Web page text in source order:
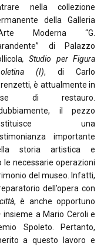
nella collezione
della Galleria
Moderna “G.
di Palazzo
, Studio per Figura
(I), di Carlo
è attualmente in
di restauro.
il pezzo
una
importante
storia artistica e
necessarie operazioni
del museo. Infatti,
dell’opera con
, è anche opportuno
a Mario Ceroli e
Spoleto. Pertanto,
a questo lavoro e